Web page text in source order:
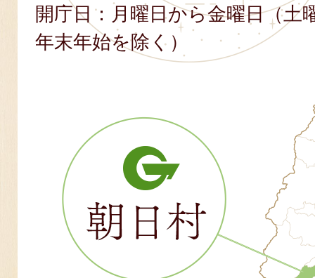
開庁日：月曜日から金曜日（土
年末年始を除く）